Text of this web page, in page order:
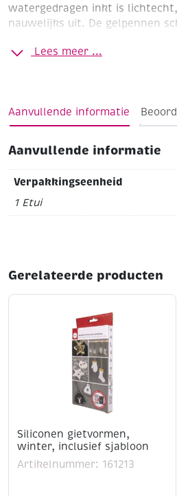
watergedragen inkt is
nauwelijks uit. De gelpennen
Lees meer ...
Aanvullende informatie
Aanvullende informatie
Verpakkingseenheid
1 Etui
Gerelateerde producten
Siliconen gietvormen,
winter, inclusief sjabloon
Artikelnummer: 161213